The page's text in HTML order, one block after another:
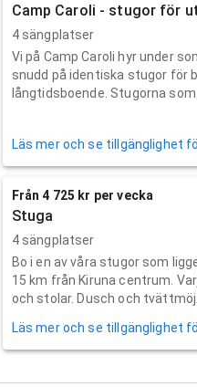
Camp Caroli - stugor för
4 sängplatser
Vi på Camp Caroli hyr under
snudd på identiska stugor för
långtidsboende. Stugorna som
Läs mer och se tillgänglighet
Från 4 725 kr per vecka
Stuga
4 sängplatser
Bo i en av våra stugor som
15 km från Kiruna centrum.
och stolar. Dusch och tvättmöj...
Läs mer och se tillgänglighet